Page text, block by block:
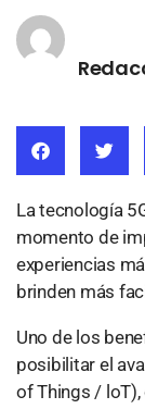
La tecnología
momento de
experiencias
brinden más
Uno de los
posibilitar el
of Things /